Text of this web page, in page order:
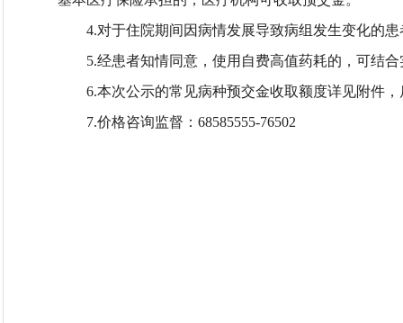
4.对于住院期间因病情发展导致病组发生变化的
5.经患者知情同意，使用自费高值药耗的，可结
6.本次公示的常见病种预交金收取额度详见附件
7.价格咨询监督：68585555-76502